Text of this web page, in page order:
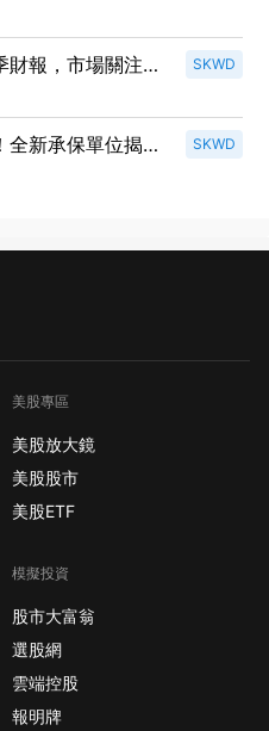
注！
報，市場關注成
SKWD
全新承保單位揭
SKWD
美股專區
美股放大鏡
美股股市
美股ETF
模擬投資
股市大富翁
選股網
雲端控股
報明牌